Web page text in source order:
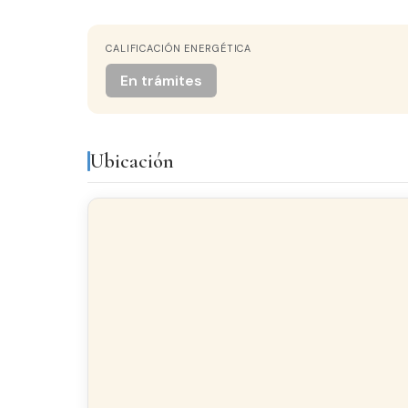
CALEFACCIÓN
Individual Gasoleo
CALIFICACIÓN ENERGÉTICA
En trámites
Ubicación